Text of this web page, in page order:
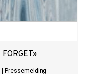
Pressemelding